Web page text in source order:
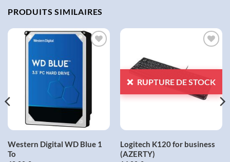
PRODUITS SIMILAIRES
D'ENVIES
Western Digital WD Blue 1
To
D'ENVIES
RUPTURE DE STOCK
Logitech K120 for business
(AZERTY)